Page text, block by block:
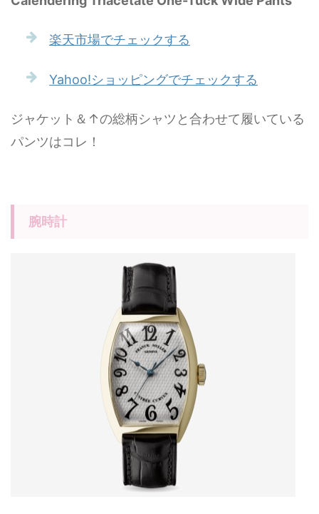
楽天市場でチェックする
Yahoo!ショッピングでチェックする
ジャケット＆↑の総柄シャツと合わせて履いている
パンツはコレ！
腕時計